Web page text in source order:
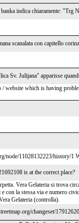
indica chiaramente: "Trg
scanalata con capitello
Sv. Julijana" apparisse
/ website which is having
node/11028132223/history/1
is at the correct place?
Vera Gelateria si trova
con la stessa via e numero
Gelateria (controlla).
changeset/